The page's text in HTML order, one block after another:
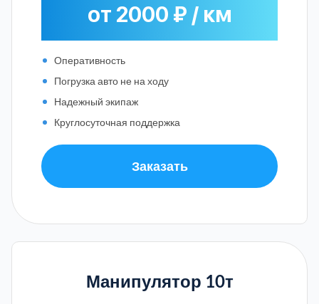
от 2000 ₽ / км
Оперативность
Погрузка авто не на ходу
Надежный экипаж
Круглосуточная поддержка
Заказать
Манипулятор 10т